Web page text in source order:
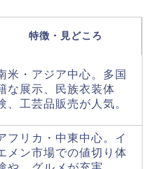
特徴・見どころ
米・アジア中心。多国
な展示、民族衣装体
、工芸品販売が人気。
フリカ・中東中心。イ
メン市場での値切り体